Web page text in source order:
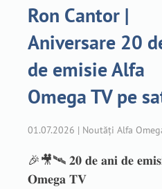
Ron Cantor |
Aniversare 20
de emisie Alfa
Omega TV pe
01.07.2026 | Noutăți Alfa
🎉🎥🛰️ 𝟐𝟎 𝐝𝐞 𝐚𝐧𝐢 𝐝𝐞
𝐎𝐦𝐞𝐠𝐚 𝐓𝐕